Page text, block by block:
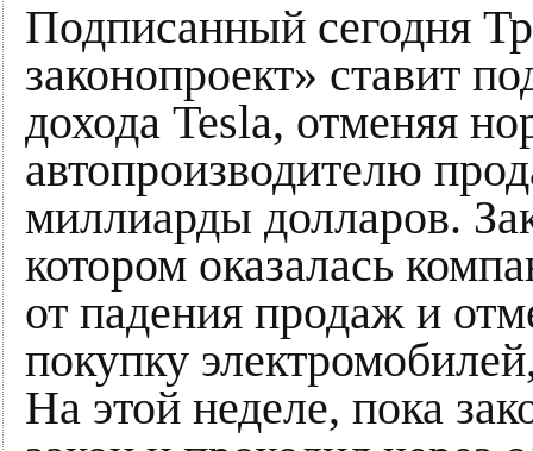
Подписанный сегодня
законопроект» ставит
дохода Tesla, отменяя
автопроизводителю
миллиарды долларов.
котором оказалась
от падения продаж и
покупку
На этой неделе, пока